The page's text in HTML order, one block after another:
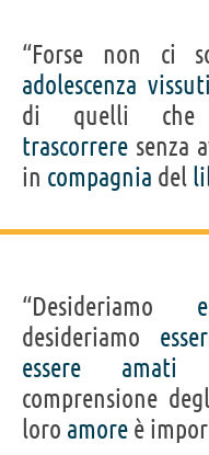
“Forse non ci
adolescenza vissuti
di quelli che
trascorrere senza
in compagnia del
“Desideriamo
desideriamo
essere
amati
comprensione
loro amore è